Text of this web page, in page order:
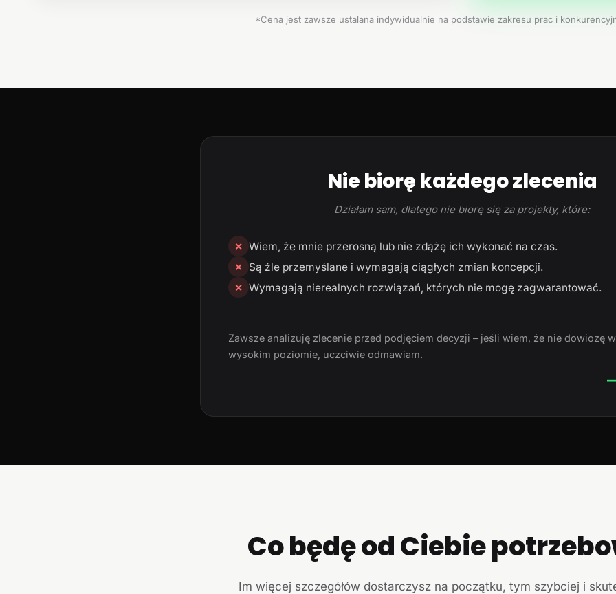
*Cena jest zawsze ustalana indywidualnie na podstawie zakresu prac i
Nie biorę każdego zlecenia
Działam sam, dlatego nie biorę się za projekty, które:
✕ Wiem, że mnie przerosną lub nie zdążę ich wykonać na czas.
✕ Są źle przemyślane i wymagają ciągłych zmian koncepcji.
✕ Wymagają nierealnych rozwiązań, których nie mogę zagwarantować.
Zawsze analizuję zlecenie przed podjęciem decyzji – jeśli wiem, że nie dowiozę
wysokim poziomie, uczciwie odmawiam.
—
Co będę od Ciebie
Im więcej szczegółów dostarczysz na początku, tym szybciej i